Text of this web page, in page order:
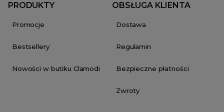
PRODUKTY
Promocje
Bestsellery
Nowości w butiku Clamodi
OBSŁUGA KLIENTA
Dostawa
Regulamin
Bezpieczne płatności
Zwroty